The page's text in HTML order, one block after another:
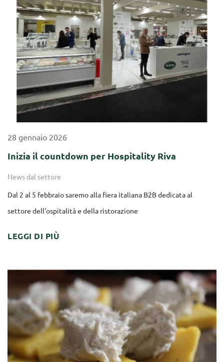
28 gennaio 2026
Inizia il countdown per Hospitality Riva
News dal settore
Dal 2 al 5 febbraio saremo alla fiera italiana B2B dedicata al
settore dell'ospitalità e della ristorazione
LEGGI DI PIÙ